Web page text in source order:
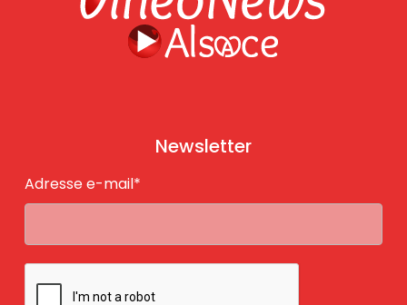
Newsletter
Adresse e-mail*